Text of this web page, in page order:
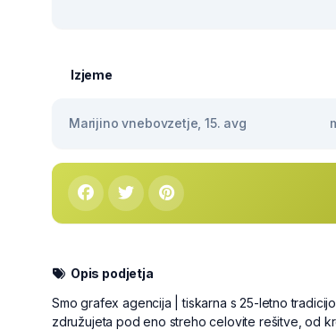
Izjeme
Marijino vnebovzetje, 15. avg
Opis podjetja
Smo grafex agencija | tiskarna s 25-letno
združujeta pod eno streho celovite rešitve, od